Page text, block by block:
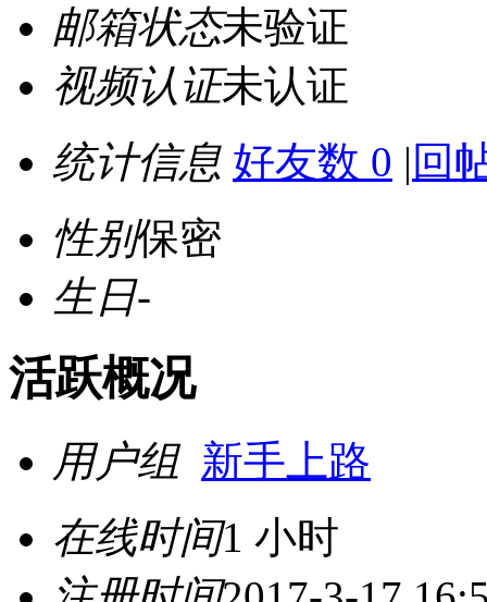
邮箱状态未验证
视频认证未认证
统计信息 好友数 0 | 回
性别保密
生日-
活跃概况
用户组 新手上路
在线时间1 小时